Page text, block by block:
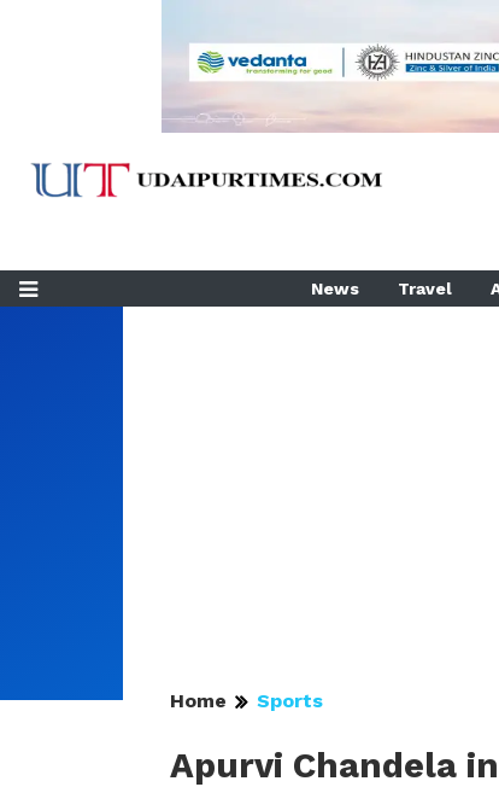
News Travel
Home Sports
Apurvi Chandela